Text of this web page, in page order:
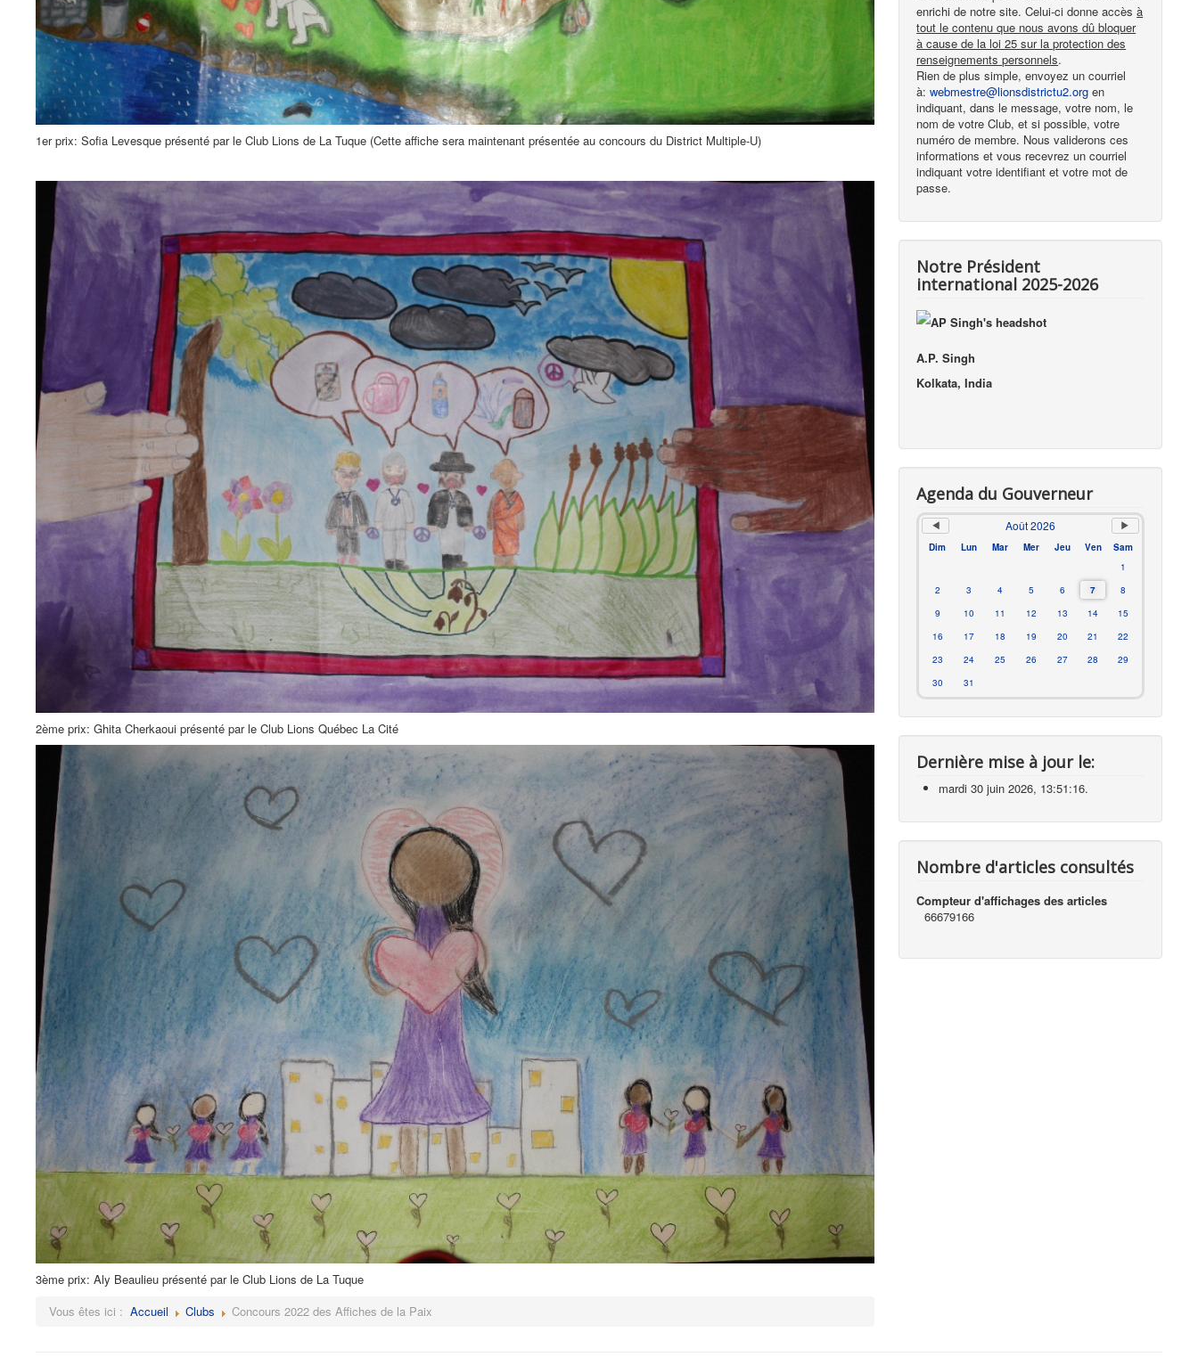
1er prix: Sofia Levesque présenté par le Club Lions de La Tuque (Cette affiche sera maintenant présentée au concours du District Multiple-U)
2ème prix: Ghita Cherkaoui présenté par le Club Lions Québec La Cité
3ème prix: Aly Beaulieu présenté par le Club Lions de La Tuque
Vous êtes ici : Accueil Clubs Concours 2022 des Affiches de la Paix
enrichi de notre site. Celui-ci donne accèsà
tout le contenu que nous avons dû bloquer
à cause de la loi 25 sur la protection des
renseignements personnels.
Rien de plus simple, envoyez un courriel
à:webmestre@lionsdistrictu2.orgen
indiquant, dans le message, votre nom, le
nom de votre Club, et si possible, votre
numéro de membre. Nous validerons ces
informations et vous recevrez un courriel
indiquant votre identifiant et votre mot de
passe.
Notre Président
international 2025-2026
A.P. Singh
Kolkata, India
Agenda du Gouverneur
Août 2026
Dim Lun Mar Mer Jeu Ven
Sam
1
2
3 4 5 6 7
8
9
10 11 12 13 14
15
16
17 18 19 20 21
22
23
24 25 26 27 28
29
30
31
Dernière mise à jour le:
mardi 30 juin 2026, 13:51:16.
Nombre d'articles consultés
Compteur d'affichages des articles
66679166